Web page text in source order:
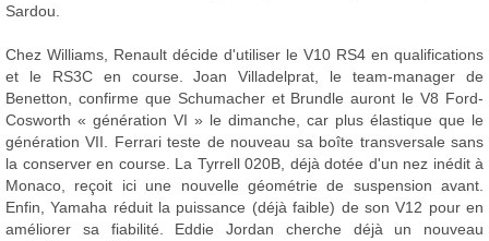
Sardou.
Chez Williams, Renault décide d'utiliser le V10 RS4 en qualifications
et le RS3C en course. Joan Villadelprat, le team-manager de
Benetton, confirme que Schumacher et Brundle auront le V8 Ford-
Cosworth « génération VI » le dimanche, car plus élastique que le
génération VII. Ferrari teste de nouveau sa boîte transversale sans
la conserver en course. La Tyrrell 020B, déjà dotée d'un nez inédit à
Monaco, reçoit ici une nouvelle géométrie de suspension avant.
Enfin, Yamaha réduit la puissance (déjà faible) de son V12 pour en
améliorer sa fiabilité. Eddie Jordan cherche déjà un nouveau